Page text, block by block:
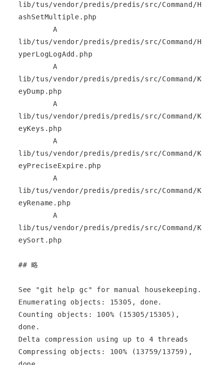
lib/tus/vendor/predis/predis/src/Command/H
ashSetMultiple.php
        A
lib/tus/vendor/predis/predis/src/Command/H
yperLogLogAdd.php
        A
lib/tus/vendor/predis/predis/src/Command/K
eyDump.php
        A
lib/tus/vendor/predis/predis/src/Command/K
eyKeys.php
        A
lib/tus/vendor/predis/predis/src/Command/K
eyPreciseExpire.php
        A
lib/tus/vendor/predis/predis/src/Command/K
eyRename.php
        A
lib/tus/vendor/predis/predis/src/Command/K
eySort.php
## 略
See "git help gc" for manual housekeeping.
Enumerating objects: 15305, done.
Counting objects: 100% (15305/15305),
done.
Delta compression using up to 4 threads
Compressing objects: 100% (13759/13759),